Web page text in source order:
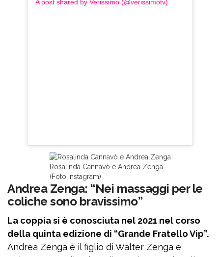
A post shared by Verissimo (@verissimotv)
Rosalinda Cannavò e Andrea Zenga
(Foto Instagram)
Andrea Zenga: “Nei massaggi per le
coliche sono bravissimo”
La coppia si è conosciuta nel 2021 nel corso
della quinta edizione di “Grande Fratello Vip”.
Andrea Zenga è il figlio di Walter Zenga e